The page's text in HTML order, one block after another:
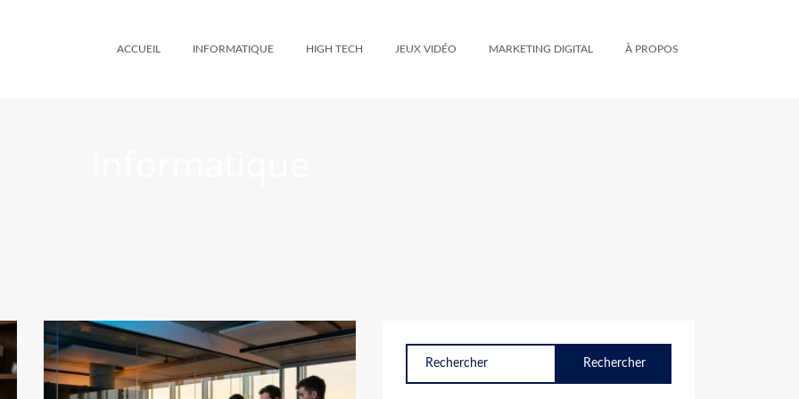
ACCUEIL INFORMATIQUE HIGH TECH JEUX VIDÉO MARKETING DIGITAL À PROPOS